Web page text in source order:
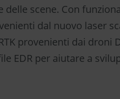
scene. Con
dal nuovo laser
provenienti dai droni
EDR per aiutare a